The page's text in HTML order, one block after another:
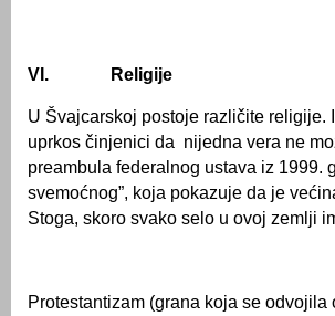
VI. Religije
U Švajcarskoj postoje različite
uprkos činjenici da nijedna vera ne
preambula federalnog ustava iz 1999.
svemoćnog”, koja pokazuje da je
Stoga, skoro svako selo u ovoj zemlji
Protestantizam (grana koja se